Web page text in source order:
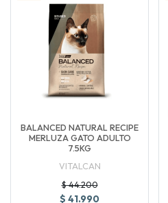
BALANCED NATURAL RECIPE
MERLUZA GATO ADULTO
7.5KG
VITALCAN
$ 44.200
$ 41.990